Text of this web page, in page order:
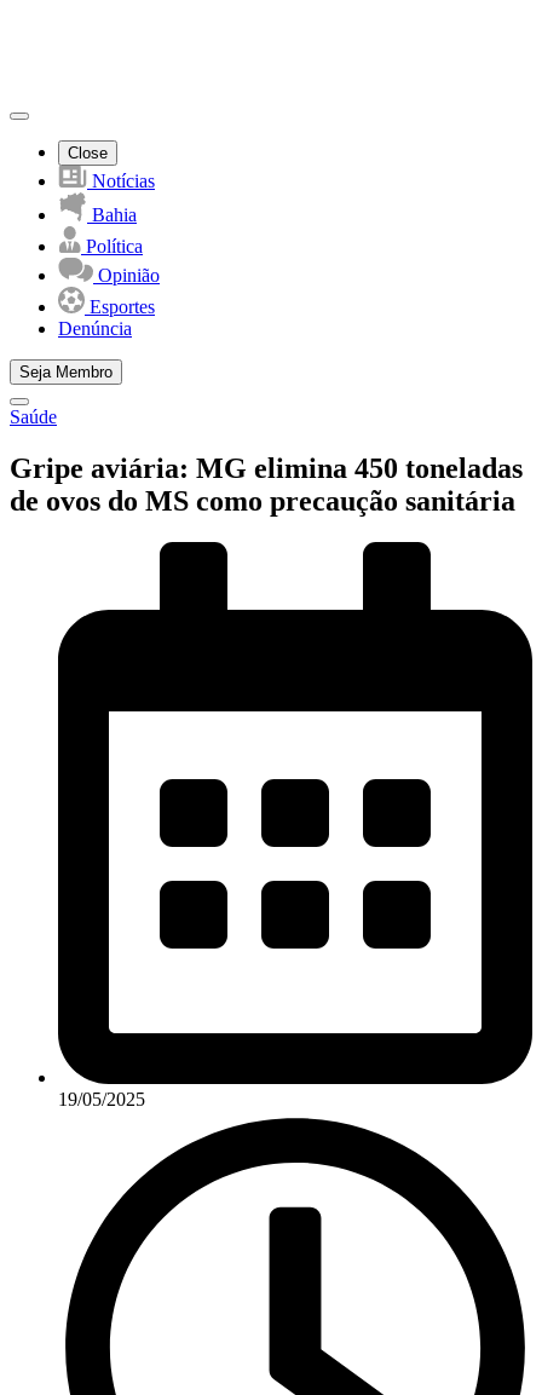
Close
Notícias
Bahia
Política
Opinião
Esportes
Denúncia
Seja Membro
Saúde
Gripe aviária: MG elimina 450 toneladas
de ovos do MS como precaução sanitária
19/05/2025